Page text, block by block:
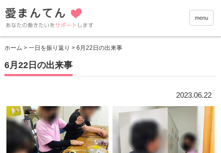
愛まん
menu
ホーム > 一日を振り返り > 6月22日の出来事
6月22日の出来事
2023.06.22